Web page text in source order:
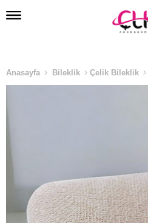
Anasayfa Bileklik Çelik Bileklik